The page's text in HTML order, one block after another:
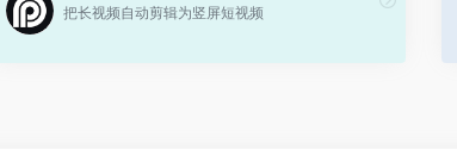
把长视频自动剪辑为竖屏短视频